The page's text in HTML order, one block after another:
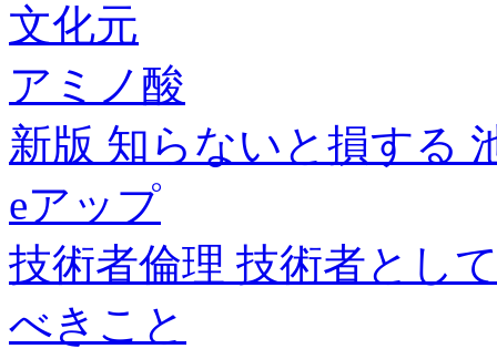
文化元
アミノ酸
新版 知らないと損する
eアップ
技術者倫理 技術者とし
べきこと